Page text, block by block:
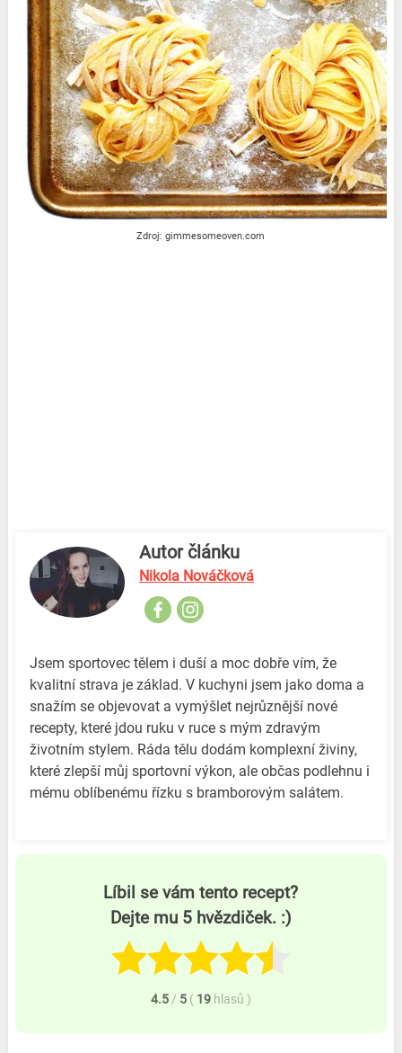
Zdroj: gimmesomeoven.com
Autor článku
Nikola Nováčková
Jsem sportovec tělem i duší a moc dobře vím, že
kvalitní strava je základ. V kuchyni jsem jako doma a
snažím se objevovat a vymýšlet nejrůznější nové
recepty, které jdou ruku v ruce s mým zdravým
životním stylem. Ráda tělu dodám komplexní živiny,
které zlepší můj sportovní výkon, ale občas podlehnu i
mému oblíbenému řízku s bramborovým salátem.
Líbil se vám tento recept?
Dejte mu 5 hvězdiček. :)
4.5 / 5 ( 19 hlasů )